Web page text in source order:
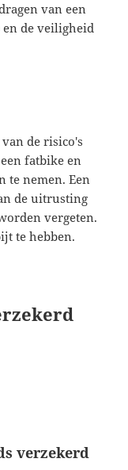
van een
de veiligheid
de risico's
fatbike en
te nemen. Een
de uitrusting
vergeten.
te hebben.
verzekerd